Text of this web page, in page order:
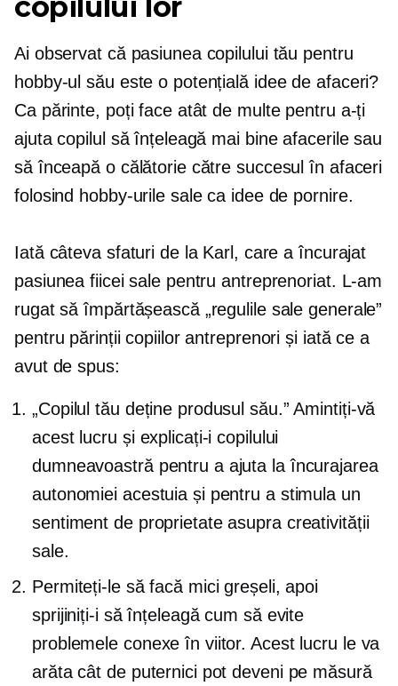
Ai observat că pasiunea copilului tău pentru
hobby-ul său este o potențială idee de afaceri?
Ca părinte, poți face atât de multe pentru a-ți
ajuta copilul să înțeleagă mai bine afacerile sau
să înceapă o călătorie către succesul în afaceri
folosind hobby-urile sale ca idee de pornire.
Iată câteva sfaturi de la Karl, care a încurajat
pasiunea fiicei sale pentru antreprenoriat. L-am
rugat să împărtășească „regulile sale generale”
pentru părinții copiilor antreprenori și iată ce a
avut de spus:
„Copilul tău deține produsul său.” Amintiți-vă
acest lucru și explicați-i copilului
dumneavoastră pentru a ajuta la încurajarea
autonomiei acestuia și pentru a stimula un
sentiment de proprietate asupra creativității
sale.
Permiteți-le să facă mici greșeli, apoi
sprijiniți-i să înțeleagă cum să evite
problemele conexe în viitor. Acest lucru le va
arăta cât de puternici pot deveni pe măsură